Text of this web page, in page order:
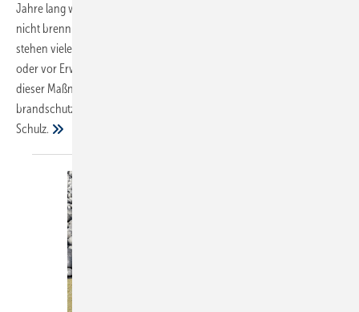
Jahre lang waren in Hotelgebäuden
nicht brennbare Entwässerungsrohre aus Grauguss Standard. Nun
stehen viele dieser Bauten vor einer Sanierung, vor einem Umbau
oder vor Erweiterungen. Worauf zu achten ist, damit nach Abschluss
dieser Maßnahmen die Entwässerungsleitungen die
brandschutztechnischen ­Anforderungen erfüllen, erläutert Daniel
Schulz.